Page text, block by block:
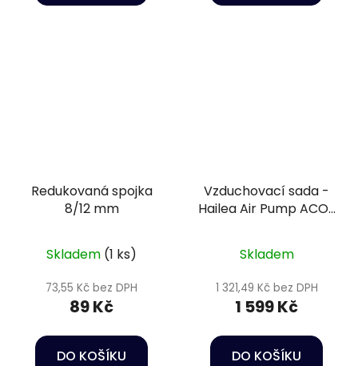
Redukovaná spojka
8/12 mm
Skladem (1 ks)
73,55 Kč bez DPH
89 Kč
DO KOŠÍKU
Vzduchovací sada -
Hailea Air Pump ACO-
Skladem
1 321,49 Kč bez DPH
1 599 Kč
DO KOŠÍKU